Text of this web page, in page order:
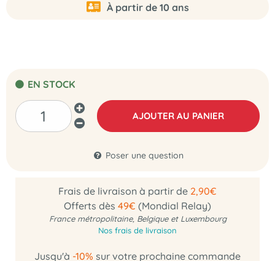
À partir de 10 ans
EN STOCK
AJOUTER AU PANIER
Poser une question
Frais de livraison à partir de 2,90€
Offerts dès 49€ (Mondial Relay)
France métropolitaine, Belgique et Luxembourg
Nos frais de livraison
Jusqu'à -10% sur votre prochaine commande